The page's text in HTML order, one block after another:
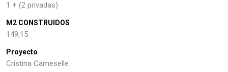
1 + (2 privadas)
M2 CONSTRUIDOS
149,15
Proyecto
Cristina Cameselle